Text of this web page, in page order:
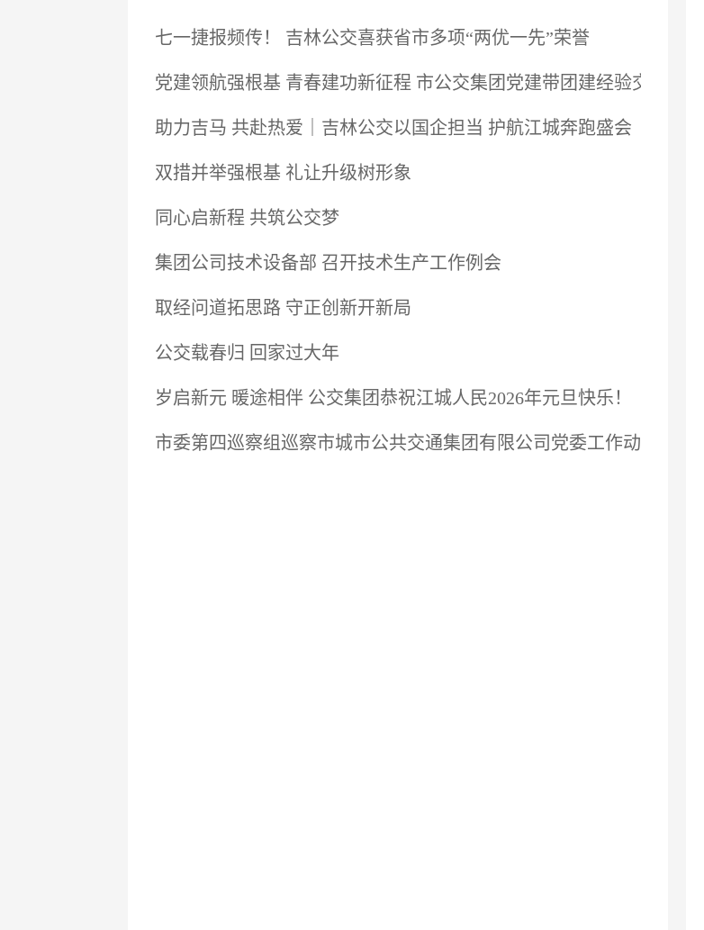
七一捷报频传！ 吉林公交喜获省市多项“两优一先”荣誉
党建领航强根基 青春建功新征程 市公交集团党建带团建经验交流
助力吉马 共赴热爱｜吉林公交以国企担当 护航江城奔跑盛会
双措并举强根基 礼让升级树形象
同心启新程 共筑公交梦
集团公司技术设备部 召开技术生产工作例会
取经问道拓思路 守正创新开新局
公交载春归 回家过大年
岁启新元 暖途相伴 公交集团恭祝江城人民2026年元旦快乐！
市委第四巡察组巡察市城市公共交通集团有限公司党委工作动员会召开